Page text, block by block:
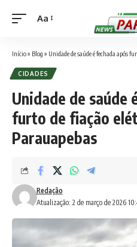
Font
Aa
Início» Blog » Unidade de saúde é fechada após
CIDADES
Unidade de saúde
furto de fiação
Parauapebas
Atualização: 2 de março de 2026
Redação